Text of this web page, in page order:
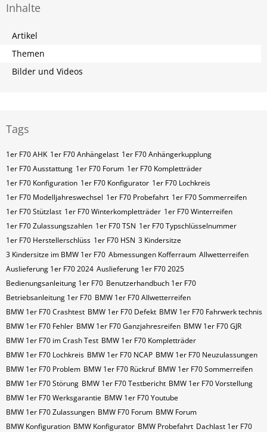
Inhalte
Artikel
Themen
Bilder und Videos
Tags
1er F70 AHK 1er F70 Anhängelast 1er F70 Anhängerkupplung
1er F70 Ausstattung 1er F70 Forum 1er F70 Kompletträder
1er F70 Konfiguration 1er F70 Konfigurator 1er F70 Lochkreis
1er F70 Modelljahreswechsel 1er F70 Probefahrt 1er F70 Sommerreifen
1er F70 Stützlast 1er F70 Winterkompletträder 1er F70 Winterreifen
1er F70 Zulassungszahlen 1er F70​​​​ TSN 1er F70​​​​ Typschlüsselnummer
1er F70​​​​​ Herstellerschlüss 1er F70​​​​​ HSN 3 Kindersitze
3 Kindersitze im BMW 1er F70 Abmessungen Kofferraum Allwetterreifen
Auslieferung 1er F70 2024 Auslieferung 1er F70 2025
Bedienungsanleitung 1er F70 Benutzerhandbuch 1er F70
Betriebsanleitung 1er F70 BMW 1er F70 Allwetterreifen
BMW 1er F70 Crashtest BMW 1er F70 Defekt BMW 1er F70 Fahrwerk technis
BMW 1er F70 Fehler BMW 1er F70 Ganzjahresreifen BMW 1er F70 GJR
BMW 1er F70 im Crash Test BMW 1er F70 Kompletträder
BMW 1er F70 Lochkreis BMW 1er F70 NCAP BMW 1er F70 Neuzulassungen
BMW 1er F70 Problem BMW 1er F70 Rückruf BMW 1er F70 Sommerreifen
BMW 1er F70 Störung BMW 1er F70 Testbericht BMW 1er F70 Vorstellung
BMW 1er F70 Werksgarantie BMW 1er F70 Youtube
BMW 1er F70 Zulassungen BMW F70 Forum BMW Forum
BMW Konfiguration BMW Konfigurator BMW Probefahrt Dachlast 1er F70